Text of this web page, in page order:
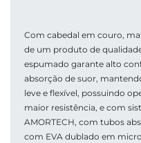
Com cabedal em couro,
de um produto de
espumado garante alto
absorção de suor,
leve e flexível, possuindo
maior resistência, e com
AMORTECH, com tubos
com EVA dublado em